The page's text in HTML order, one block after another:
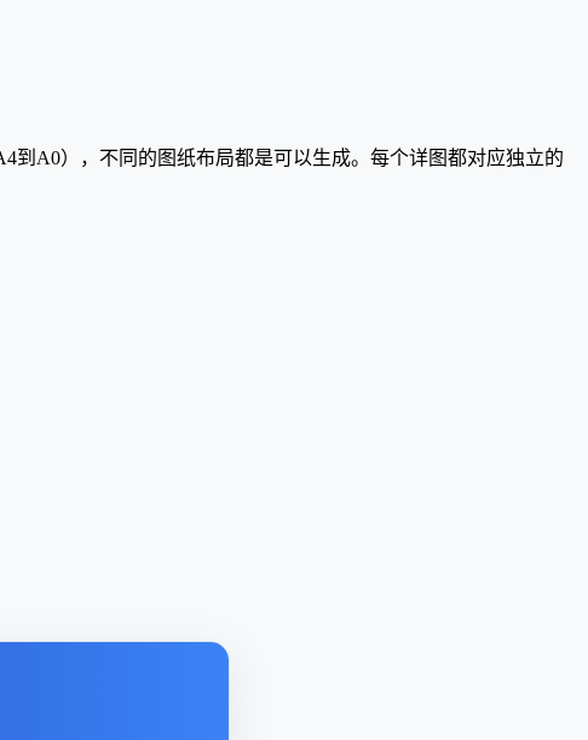
到A0），不同的图纸布局都是可以生成。每个详图都对应独立的